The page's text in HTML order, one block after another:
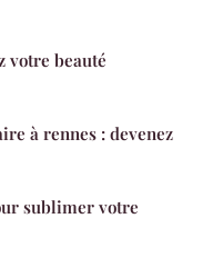
votre beauté
à rennes : devenez
sublimer votre